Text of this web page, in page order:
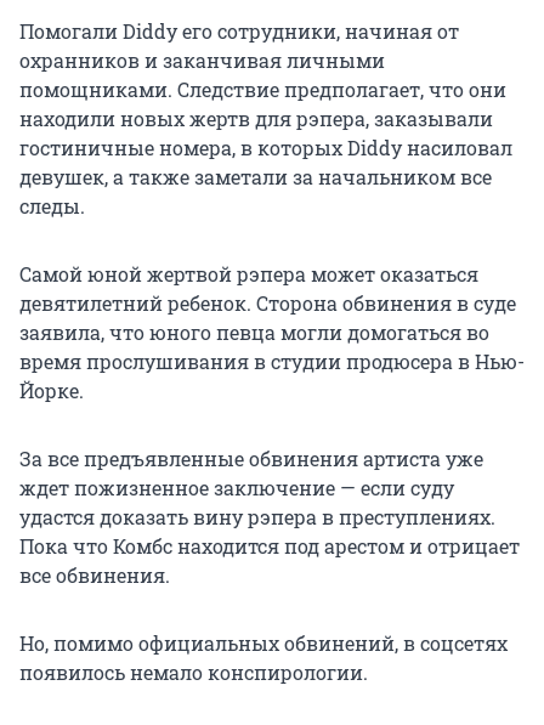
Помогали Diddy его сотрудники, начиная от
охранников и заканчивая личными
помощниками. Следствие предполагает, что они
находили новых жертв для рэпера, заказывали
гостиничные номера, в которых Diddy насиловал
девушек, а также заметали за начальником все
следы.
Самой юной жертвой рэпера может оказаться
девятилетний ребенок. Сторона обвинения в суде
заявила, что юного певца могли домогаться во
время прослушивания в студии продюсера в Нью-
Йорке.
За все предъявленные обвинения артиста уже
ждет пожизненное заключение — если суду
удастся доказать вину рэпера в преступлениях.
Пока что Комбс находится под арестом и отрицает
все обвинения.
Но, помимо официальных обвинений, в соцсетях
появилось немало конспирологии.